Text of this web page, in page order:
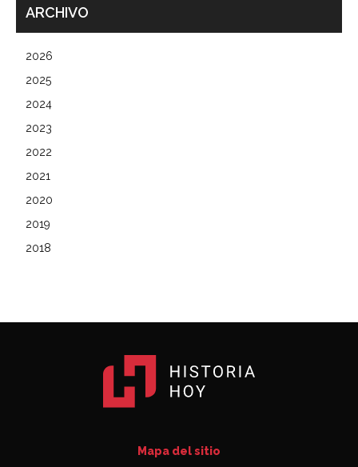
ARCHIVO
2026
2025
2024
2023
2022
2021
2020
2019
2018
Mapa del sitio